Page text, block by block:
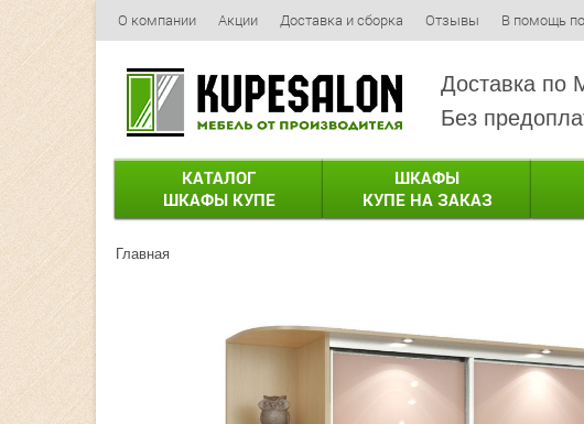
О компании Акции Доставка и сборка Отзывы В помощь
Доставка по
Без
КАТАЛОГ
ШКАФЫ КУПЕ
ШКАФЫ
КУПЕ НА ЗАКАЗ
Главная